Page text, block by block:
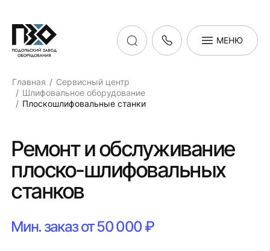
МЕНЮ
Главная
Сервисный центр
Шлифовальное оборудование
Плоскошлифовальные станки
Ремонт и обслуживание
плоско-шлифовальных
станков
Мин. заказ от 50 000 ₽